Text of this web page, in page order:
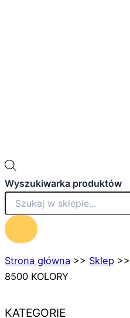
Wyszukiwarka produktów
Strona główna >> Sklep >>
8500 KOLORY
KATEGORIE